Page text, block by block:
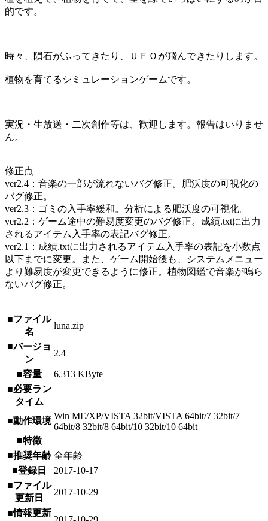
的です。
時々、隕石がふってきたり、ＵＦＯが飛んできたりします。
植物を育てるシミュレーションゲームです。
実況・生放送・二次創作等は、歓迎します。報告はいりませ
ん。
修正点
ver2.4：音楽の一部が流れないバグ修正。肥沃度の可視化の
バグ修正。
ver2.3：ゴミの入手率緩和。分析による肥沃度の可視化。
ver2.2：ゲーム途中の難易度変更のバグ修正。成績.txtに出力
されるアイテム入手率の表記バグ修正。
ver2.1：成績.txtに出力されるアイテム入手率の表記を小数点
以下までに変更。また、ゲーム開始後も、システムメニュー
より難易度が変更できるように修正。植物図鑑で音楽が鳴ら
ないバグ修正。
■ファイル
名
luna.zip
■バージョ
ン
2.4
■容量
6,313 KByte
■必要ラン
タイム
■動作環境 Win ME/XP/VISTA 32bit/VISTA 64bit/7 32bit/7
64bit/8 32bit/8 64bit/10 32bit/10 64bit
■特徴
■推奨年齢 全年齢
■登録日
2017-10-17
■ファイル
更新日
2017-10-29
■情報更新